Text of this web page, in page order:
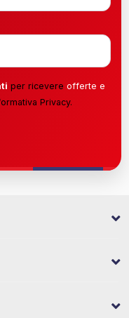
per ricevere offerte e
Privacy.